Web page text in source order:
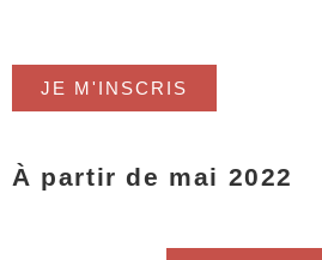
JE M'INSCRIS
À partir de mai 2022